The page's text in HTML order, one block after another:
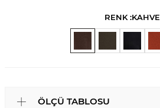
RENK :KAHVE
ÖLÇÜ TABLOSU